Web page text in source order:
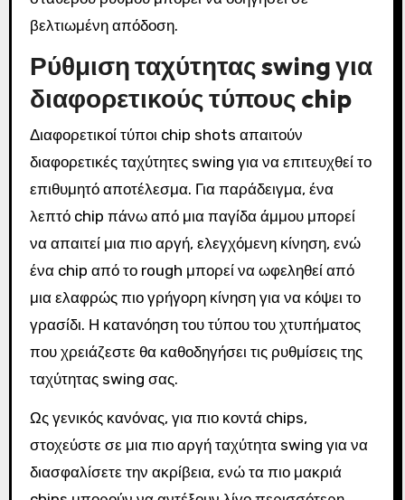
βελτιωμένη απόδοση.
Ρύθμιση ταχύτητας swing για
διαφορετικούς τύπους chip
Διαφορετικοί τύποι chip shots απαιτούν
διαφορετικές ταχύτητες swing για να επιτευχθεί το
επιθυμητό αποτέλεσμα. Για παράδειγμα, ένα
λεπτό chip πάνω από μια παγίδα άμμου μπορεί
να απαιτεί μια πιο αργή, ελεγχόμενη κίνηση, ενώ
ένα chip από το rough μπορεί να ωφεληθεί από
μια ελαφρώς πιο γρήγορη κίνηση για να κόψει το
γρασίδι. Η κατανόηση του τύπου του χτυπήματος
που χρειάζεστε θα καθοδηγήσει τις ρυθμίσεις της
ταχύτητας swing σας.
Ως γενικός κανόνας, για πιο κοντά chips,
στοχεύστε σε μια πιο αργή ταχύτητα swing για να
διασφαλίσετε την ακρίβεια, ενώ τα πιο μακριά